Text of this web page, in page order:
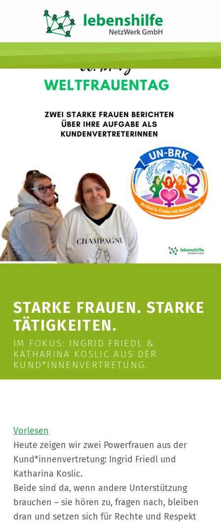
STARKE FRAUEN. STARKE
TÄTIGKEITEN.
IM FOKUS: INGRID FRIEDL &
KATHARINA KOSLIC AUS DER
KUND*INNENVERTRETUNG.
Vorlesen
Heute zeigen wir zwei Powerfrauen aus der
Kund*innenvertretung: Ingrid Friedl und
Katharina Koslic.
Beide sind da, wenn andere Unterstützung
brauchen – sie hören zu, fragen nach, bleiben
dran und setzen sich für Rechte und Respekt